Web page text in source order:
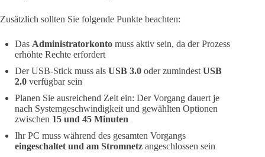
Zusätzlich sollten Sie folgende Punkte beachten:
Das Administratorkonto muss aktiv sein, da der Prozess
erhöhte Rechte erfordert
Der USB-Stick muss als USB 3.0 oder zumindest USB
2.0 verfügbar sein
Planen Sie ausreichend Zeit ein: Der Vorgang dauert je
nach Systemgeschwindigkeit und gewählten Optionen
zwischen 15 und 45 Minuten
Ihr PC muss während des gesamten Vorgangs
eingeschaltet und am Stromnetz angeschlossen sein